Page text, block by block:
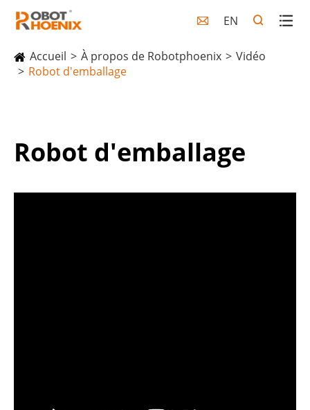
 EN
Accueil À propos de Robotphoenix
Vidéo
Robot d'emballage
Robot d'emballage